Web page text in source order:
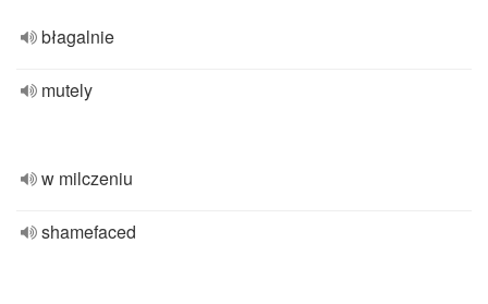
błagalnie
mutely
w milczeniu
shamefaced